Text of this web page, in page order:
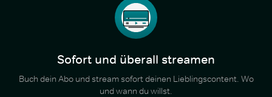
Sofort und überall streamen
Buch dein Abo und stream sofort deinen Lieblingscontent. Wo
und wann du willst.